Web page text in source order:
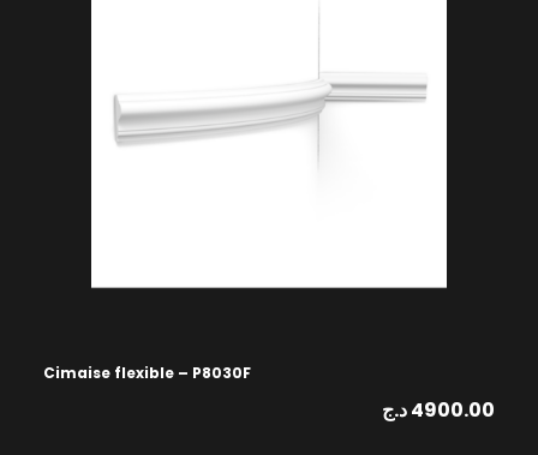
Cimaise flexible – P8030F
4900.00د.ج